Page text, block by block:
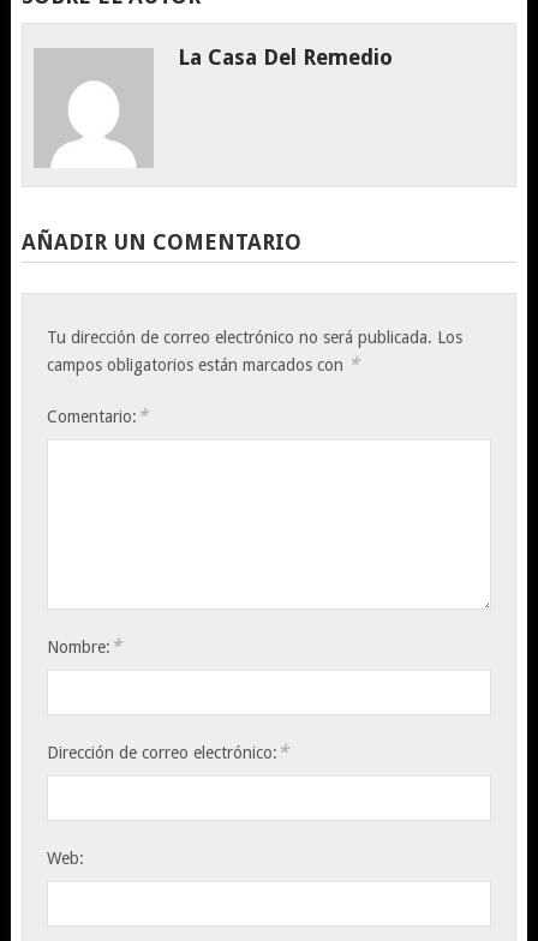
La Casa Del Remedio
AÑADIR UN COMENTARIO
Tu dirección de correo electrónico no será publicada. Los
campos obligatorios están marcados con *
Comentario: *
Nombre: *
Dirección de correo electrónico: *
Web: